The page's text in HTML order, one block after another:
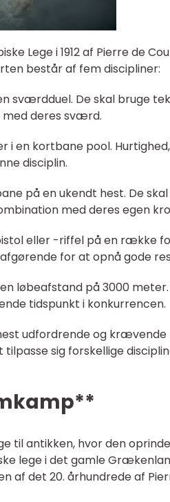
Lege i 1912 af Pierre de
består af fem discipliner:
sværdduel. De skal bruge
deres sværd.
i en kortbane pool. Hurtighed,
disciplin.
på en ukendt hest. De skal
med deres egen
eller -riffel på en række
for at opnå gode
løbeafstand på 3000
tidspunkt i konkurrencen.
udfordrende og krævende
sig forskellige
til antikken, hvor den
lege i det gamle
af det 20. århundrede af